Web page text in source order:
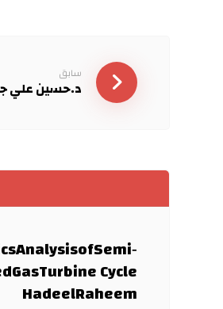
سابق
د.حسين علي
Cycle
HadeelRaheem